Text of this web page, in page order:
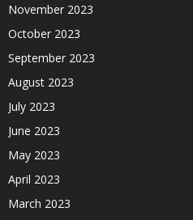
November 2023
October 2023
September 2023
August 2023
July 2023
June 2023
May 2023
April 2023
March 2023